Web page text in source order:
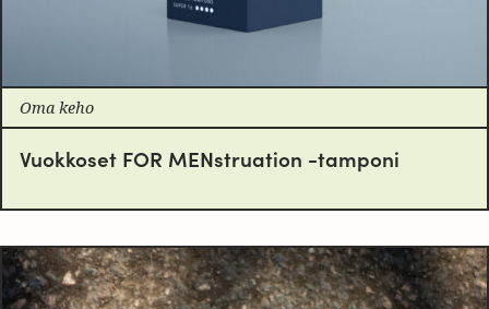
Oma keho
Vuokkoset FOR MENstruation -tamponi